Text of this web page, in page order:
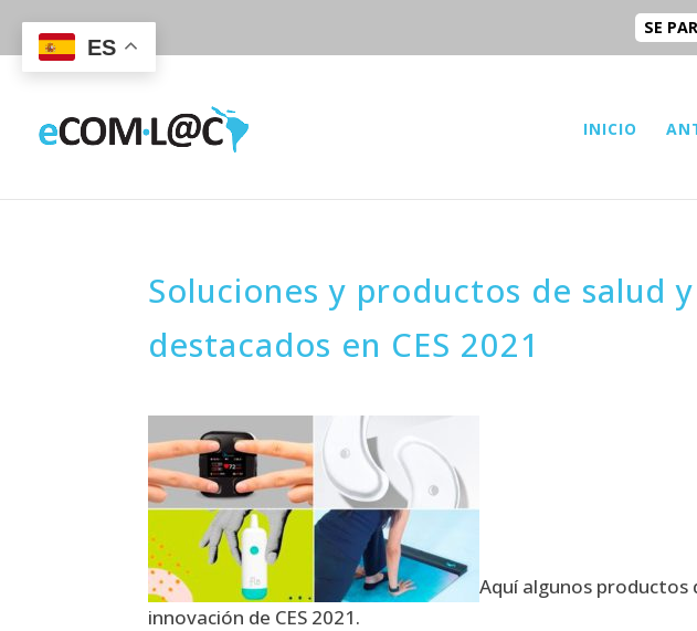
SE
INICIO
Soluciones y productos de salud
destacados en CES 2021
Aquí algunos productos
innovación de CES 2021.
ES